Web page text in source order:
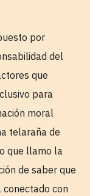
por
del
que
para
moral
telaraña de
que llamo la
de saber que
con